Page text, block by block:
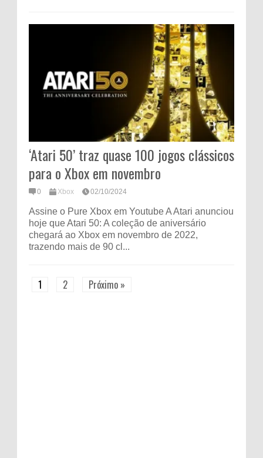
‘Atari 50’ traz quase 100 jogos clássicos
para o Xbox em novembro
0 Xbox 02/10/2024
Assine o Pure Xbox em Youtube A Atari anunciou
hoje que Atari 50: A coleção de aniversário
chegará ao Xbox em novembro de 2022,
trazendo mais de 90 cl...
1 2 Próximo »